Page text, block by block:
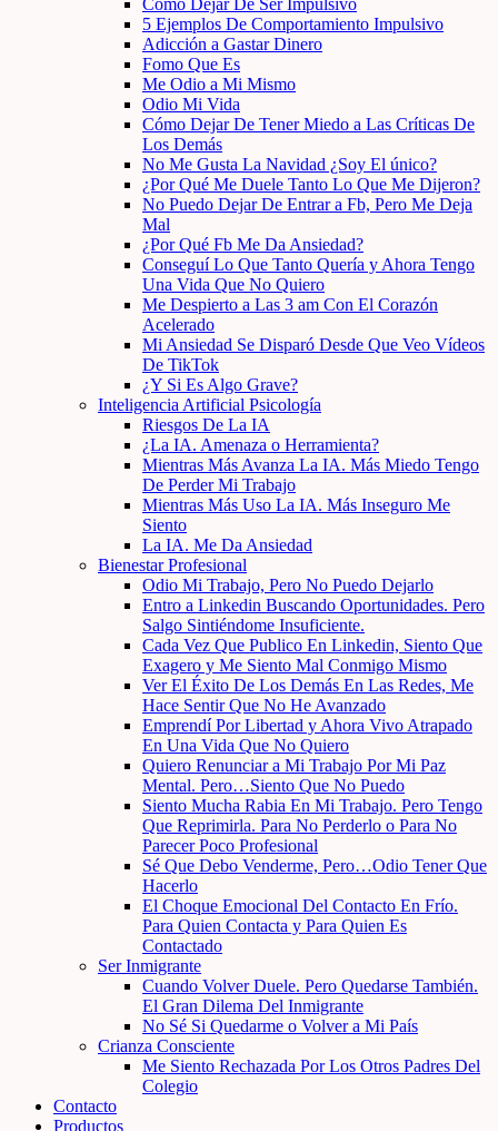
Como Dejar De Ser Impulsivo
5 Ejemplos De Comportamiento Impulsivo
Adicción a Gastar Dinero
Fomo Que Es
Me Odio a Mi Mismo
Odio Mi Vida
Cómo Dejar De Tener Miedo a Las Críticas De
Los Demás
No Me Gusta La Navidad ¿Soy El único?
¿Por Qué Me Duele Tanto Lo Que Me Dijeron?
No Puedo Dejar De Entrar a Fb, Pero Me Deja
Mal
¿Por Qué Fb Me Da Ansiedad?
Conseguí Lo Que Tanto Quería y Ahora Tengo
Una Vida Que No Quiero
Me Despierto a Las 3 am Con El Corazón
Acelerado
Mi Ansiedad Se Disparó Desde Que Veo Vídeos
De TikTok
¿Y Si Es Algo Grave?
Inteligencia Artificial Psicología
Riesgos De La IA
¿La IA. Amenaza o Herramienta?
Mientras Más Avanza La IA. Más Miedo Tengo
De Perder Mi Trabajo
Mientras Más Uso La IA. Más Inseguro Me
Siento
La IA. Me Da Ansiedad
Bienestar Profesional
Odio Mi Trabajo, Pero No Puedo Dejarlo
Entro a Linkedin Buscando Oportunidades. Pero
Salgo Sintiéndome Insuficiente.
Cada Vez Que Publico En Linkedin, Siento Que
Exagero y Me Siento Mal Conmigo Mismo
Ver El Éxito De Los Demás En Las Redes, Me
Hace Sentir Que No He Avanzado
Emprendí Por Libertad y Ahora Vivo Atrapado
En Una Vida Que No Quiero
Quiero Renunciar a Mi Trabajo Por Mi Paz
Mental. Pero…Siento Que No Puedo
Siento Mucha Rabia En Mi Trabajo. Pero Tengo
Que Reprimirla. Para No Perderlo o Para No
Parecer Poco Profesional
Sé Que Debo Venderme, Pero…Odio Tener Que
Hacerlo
El Choque Emocional Del Contacto En Frío.
Para Quien Contacta y Para Quien Es
Contactado
Ser Inmigrante
Cuando Volver Duele. Pero Quedarse También.
El Gran Dilema Del Inmigrante
No Sé Si Quedarme o Volver a Mi País
Crianza Consciente
Me Siento Rechazada Por Los Otros Padres Del
Colegio
Contacto
Productos